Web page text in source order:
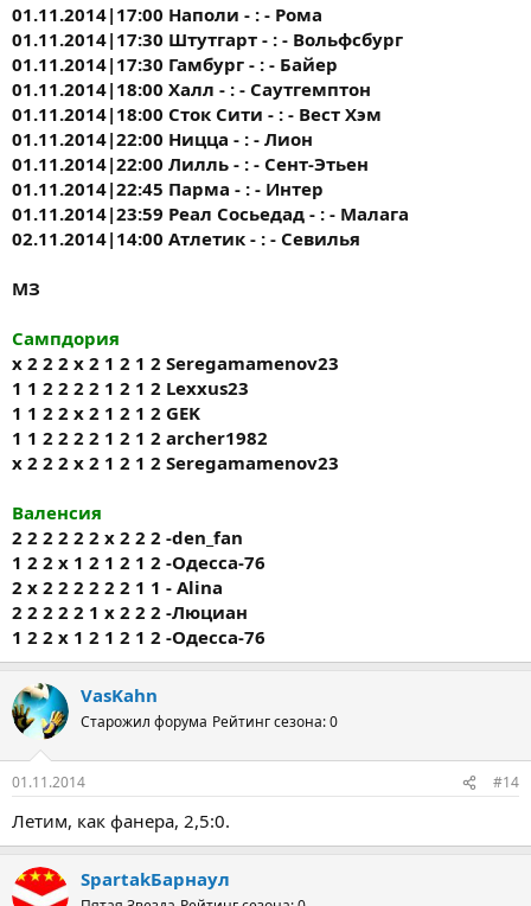
01.11.2014|17:00 Наполи - : - Рома
01.11.2014|17:30 Штутгарт - : - Вольфсбург
01.11.2014|17:30 Гамбург - : - Байер
01.11.2014|18:00 Халл - : - Саутгемптон
01.11.2014|18:00 Сток Сити - : - Вест Хэм
01.11.2014|22:00 Ницца - : - Лион
01.11.2014|22:00 Лилль - : - Сент-Этьен
01.11.2014|22:45 Парма - : - Интер
01.11.2014|23:59 Реал Сосьедад - : - Малага
02.11.2014|14:00 Атлетик - : - Севилья
МЗ
Сампдория
x 2 2 2 x 2 1 2 1 2 Seregamamenov23
1 1 2 2 2 2 1 2 1 2 Lexxus23
1 1 2 2 x 2 1 2 1 2 GEK
1 1 2 2 2 2 1 2 1 2 archer1982
x 2 2 2 x 2 1 2 1 2 Seregamamenov23
Валенсия
2 2 2 2 2 2 x 2 2 2 -den_fan
1 2 2 х 1 2 1 2 1 2 -Одесса-76
2 x 2 2 2 2 2 2 1 1 - Alina
2 2 2 2 2 1 х 2 2 2 -Люциан
1 2 2 х 1 2 1 2 1 2 -Одесса-76
VasKahn
Старожил форума Рейтинг сезона: 0
01.11.2014 #14
Летим, как фанера, 2,5:0.
SpartakБарнаул